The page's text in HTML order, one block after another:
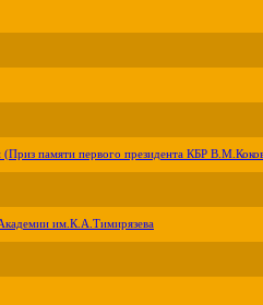
памяти первого президента КБР
Академии им.К.А.Тимирязева